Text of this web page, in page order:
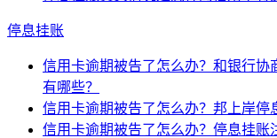
停息挂账
信用卡逾期被告了怎么办？和银行协
有哪些？
信用卡逾期被告了怎么办？邦上岸停
信用卡逾期被告了怎么办？停息挂账